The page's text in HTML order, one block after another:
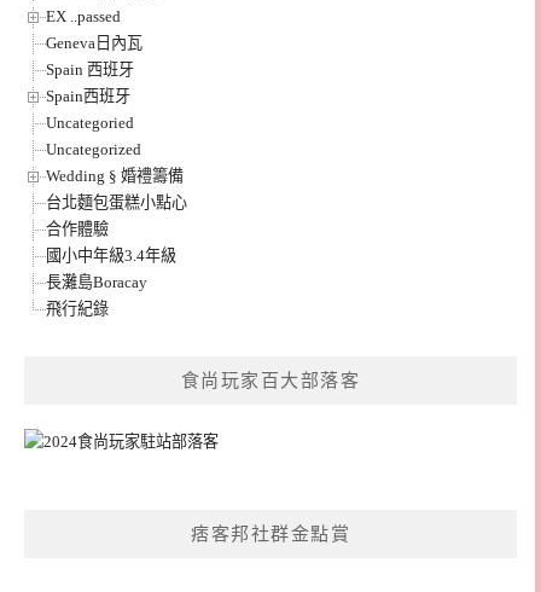
EX ..passed
Geneva日內瓦
Spain 西班牙
Spain西班牙
Uncategoried
Uncategorized
Wedding § 婚禮籌備
台北麵包蛋糕小點心
合作體驗
國小中年級3.4年級
長灘島Boracay
飛行紀錄
食尚玩家百大部落客
痞客邦社群金點賞